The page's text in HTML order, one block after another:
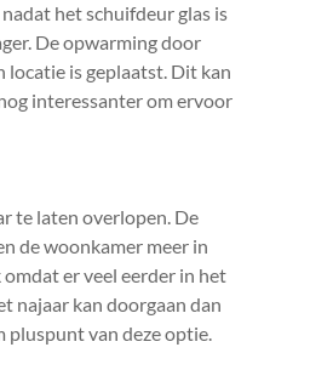
het schuifdeur glas is
De opwarming door
locatie is geplaatst. Dit kan
interessanter om ervoor
te laten overlopen. De
de woonkamer meer in
er veel eerder in het
najaar kan doorgaan dan
pluspunt van deze optie.